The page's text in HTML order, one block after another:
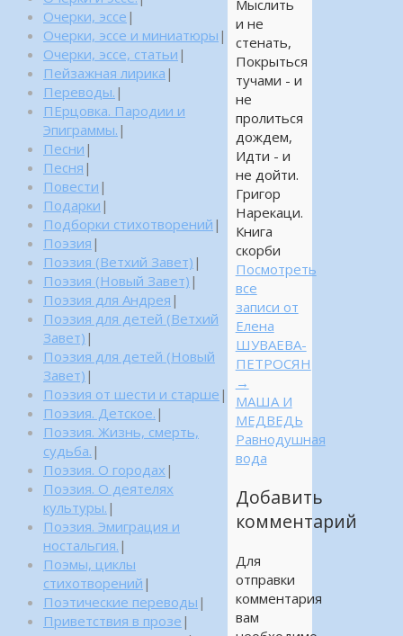
Мыслить
и не
стенать,
Покрыться
тучами - и
не
пролиться
дождем,
Идти - и
не дойти.
Григор
Нарекаци.
Книга
скорби
Посмотреть
все
записи от
Елена
ШУВАЕВА-
ПЕТРОСЯН
→
МАША И
МЕДВЕДЬ
Равнодушная
вода
Добавить
комментарий
Для
отправки
комментария
вам
Очерки, эссе |
Очерки, эссе и миниатюры |
Очерки, эссе, статьи |
Пейзажная лирика |
Переводы. |
ПЕрцовка. Пародии и
Эпиграммы. |
Песни |
Песня |
Повести |
Подарки |
Подборки стихотворений |
Поэзия |
Поэзия (Ветхий Завет) |
Поэзия (Новый Завет) |
Поэзия для Андрея |
Поэзия для детей (Ветхий
Завет) |
Поэзия для детей (Новый
Завет) |
Поэзия от шести и старше |
Поэзия. Детское. |
Поэзия. Жизнь, смерть,
судьба. |
Поэзия. О городах |
Поэзия. О деятелях
культуры. |
Поэзия. Эмиграция и
ностальгия. |
Поэмы, циклы
стихотворений |
Поэтические переводы |
Приветствия в прозе |